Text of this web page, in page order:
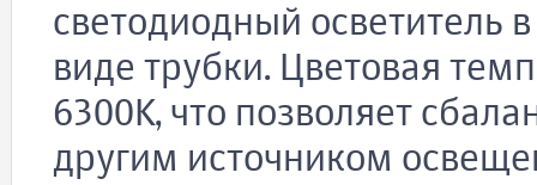
светодиодный
виде трубки. Цветовая
6300K, что позволяет
другим источником